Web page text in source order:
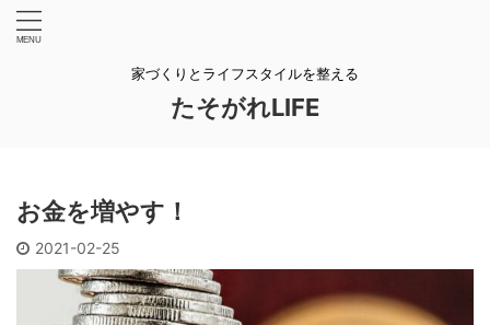
家づくりとライフスタイルを整える
たそがれLIFE
お金を増やす！
2021-02-25